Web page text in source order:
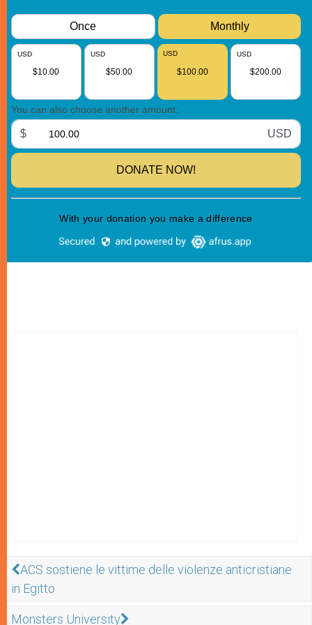
ACS sostiene le vittime delle violenze anticristiane
in Egitto
Monsters University